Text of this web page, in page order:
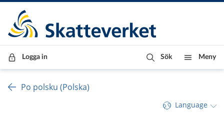
Till innehåll
Till navigationen
Till chattrobot
Logga in Sök Meny
Po polsku (Polska)
Language